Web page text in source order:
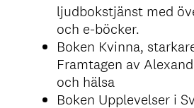
ljudbokstjänst med
och e-böcker.
Boken Kvinna,
Framtagen av
och hälsa
Boken Upplevelser i